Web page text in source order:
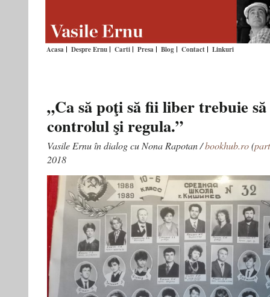
Acasa Despre Ernu Carti Presa Blog Contact Linkuri
„Ca să poţi să fii liber trebuie
controlul şi regula.”
Vasile Ernu în dialog cu Nona Rapotan /bookhub.ro(
2018